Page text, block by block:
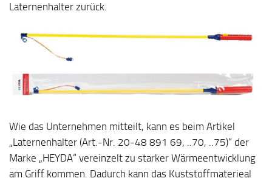
Laternenhalter zurück.
Wie das Unternehmen mitteilt, kann es beim Artikel
„Laternenhalter (Art.-Nr. 20-48 891 69, ..70, ..75)“ der
Marke „HEYDA“ vereinzelt zu starker Wärmeentwicklung
am Griff kommen. Dadurch kann das Kuststoffmaterieal